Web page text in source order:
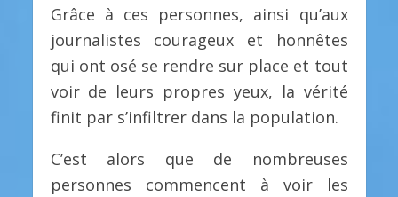
Grâce à ces personnes, ainsi qu’aux
journalistes courageux et honnêtes
qui ont osé se rendre sur place et tout
voir de leurs propres yeux, la vérité
finit par s’infiltrer dans la population.
C’est alors que de nombreuses
personnes commencent à voir les